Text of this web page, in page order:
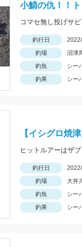
小鯖の仇！！
釣行日
釣場
沼津
釣魚
シー
釣果
シー
【イシグロ焼
釣行日
釣場
大井
釣魚
シー
釣果
シー